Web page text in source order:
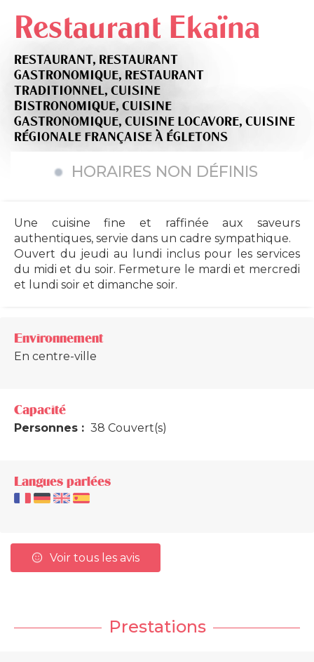
Restaurant Ekaïna
RESTAURANT, RESTAURANT
GASTRONOMIQUE, RESTAURANT
TRADITIONNEL, CUISINE
BISTRONOMIQUE, CUISINE
GASTRONOMIQUE, CUISINE LOCAVORE, CUISINE
RÉGIONALE FRANÇAISE À ÉGLETONS
HORAIRES NON DÉFINIS
Une cuisine fine et raffinée aux saveurs
authentiques, servie dans un cadre sympathique.
Ouvert du jeudi au lundi inclus pour les services
du midi et du soir. Fermeture le mardi et mercredi
et lundi soir et dimanche soir.
Environnement
En centre-ville
Capacité
Personnes : 38 Couvert(s)
Langues parlées
Voir tous les avis
Prestations